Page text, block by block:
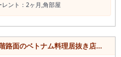
ント：2ヶ⽉,⾓部屋
面のベトナム料理居抜き店舗！